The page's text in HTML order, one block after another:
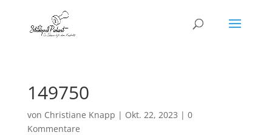
149750
von Christiane Knapp | Okt. 22, 2023 | 0
Kommentare